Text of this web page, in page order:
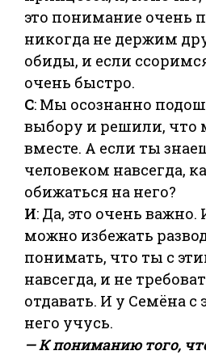
это понимание очень
никогда не держим
обиды, и если
очень быстро.
С: Мы осознанно
выбору и решили, что
вместе. А если ты
человеком навсегда,
обижаться на него?
И: Да, это очень
можно избежать
понимать, что ты с
навсегда, и не
отдавать. И у Семёна с
него учусь.
— К пониманию того,